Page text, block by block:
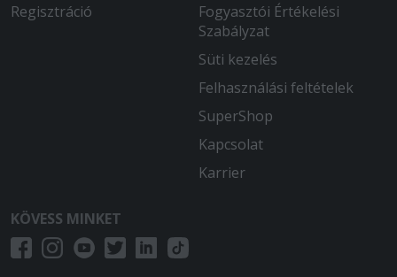
Regisztráció
Fogyasztói Értékelési
Szabályzat
Süti kezelés
Felhasználási feltételek
SuperShop
Kapcsolat
Karrier
KÖVESS MINKET